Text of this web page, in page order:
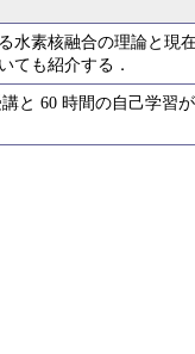
水素核融合の理論と現
ても紹介する．
と 60 時間の自己学習